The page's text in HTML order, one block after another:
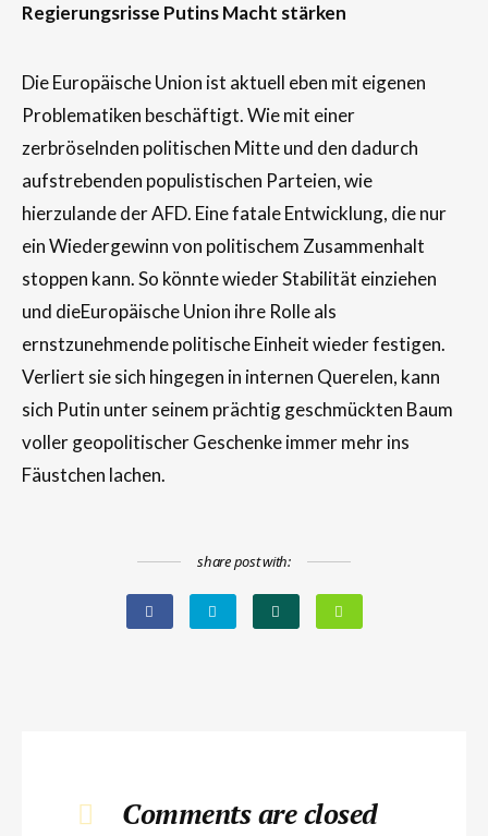
Regierungsrisse Putins Macht stärken
Die Europäische Union ist aktuell eben mit eigenen
Problematiken beschäftigt. Wie mit einer
zerbröselnden politischen Mitte und den dadurch
aufstrebenden populistischen Parteien, wie
hierzulande der AFD. Eine fatale Entwicklung, die nur
ein Wiedergewinn von politischem Zusammenhalt
stoppen kann. So könnte wieder Stabilität einziehen
und dieEuropäische Union ihre Rolle als
ernstzunehmende politische Einheit wieder festigen.
Verliert sie sich hingegen in internen Querelen, kann
sich Putin unter seinem prächtig geschmückten Baum
voller geopolitischer Geschenke immer mehr ins
Fäustchen lachen.
share post with:
Comments are closed